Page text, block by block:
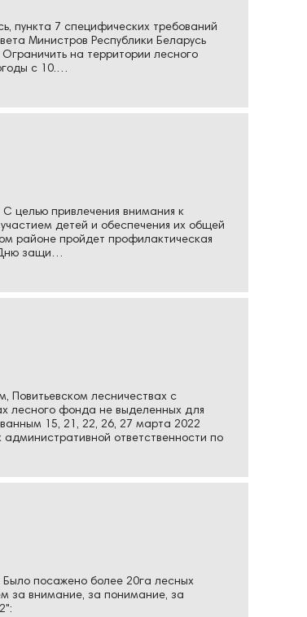
пункта 7 специфических требований
Министров Республики Беларусь
на территории лесного
с 10.…
целью привлечения внимания к
детей и обеспечения их общей
районе пройдет профилактическая
Дню защи…
лесничествах с
лесного фонда не выделенных для
15, 21, 22, 26, 27 марта 2022
ответственности по
посажено более 20га лесных
за внимание, за понимание, за